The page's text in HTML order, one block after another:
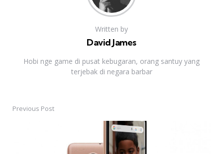
Written by
David James
Hobi nge game di pusat kebugaran, orang santuy yang
terjebak di negara barbar
PostPrevious Post